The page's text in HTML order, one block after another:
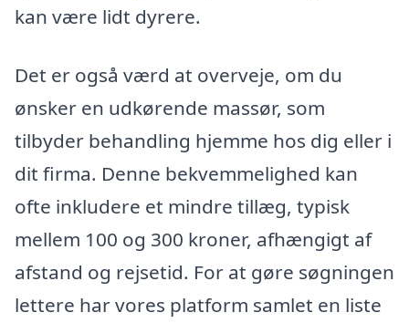
kan være lidt dyrere.
Det er også værd at overveje, om du
ønsker en udkørende massør, som
tilbyder behandling hjemme hos dig eller i
dit firma. Denne bekvemmelighed kan
ofte inkludere et mindre tillæg, typisk
mellem 100 og 300 kroner, afhængigt af
afstand og rejsetid. For at gøre søgningen
lettere har vores platform samlet en liste